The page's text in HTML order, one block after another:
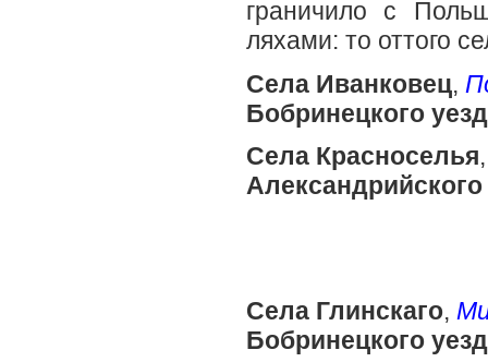
граничило с
ляхами: то оттого
Села Иванковец,
Бобринецкого
Села Красноселья
Александрийского
Села Глинскаго,
Бобринецкого